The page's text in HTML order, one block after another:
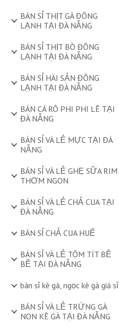
BÁN SỈ THỊT GÀ ĐÔNG
LẠNH TẠI ĐÀ NẴNG
BÁN SỈ THỊT BÒ ĐÔNG
LẠNH TẠI ĐÀ NẴNG
BÁN SỈ HÀI SẢN ĐÔNG
LẠNH TẠI ĐÀ NẴNG
BÁN CÁ RÔ PHI PHI LÊ TẠI
ĐÀ NẴNG
BÁN SỈ VÀ LẺ MỰC TẠI ĐÀ
NẴNG
BÁN SỈ VÀ LẺ GHẸ SỮA RIM
THƠM NGON
BÁN SỈ VÀ LẺ CHẢ CUA TẠI
ĐÀ NẴNG
BÁN SỈ CHẢ CUA HUẾ
BÁN SỈ VÀ LẺ TÔM TÍT BỀ
BỀ TẠI ĐÀ NẴNG
bán sỉ kê gà, ngọc kê gà giá sỉ
BÁN SỈ VÀ LẺ TRỨNG GÀ
NON KÊ GÀ TẠI ĐÀ NẴNG